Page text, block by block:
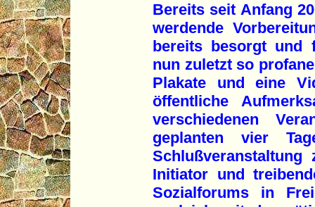
Bereits seit Anfang
werdende
bereits besorgt und
nun zuletzt so
Plakate und eine
öffentliche
verschiedenen
geplanten vier
Schlußveranstaltung
Initiator und
Sozialforums in